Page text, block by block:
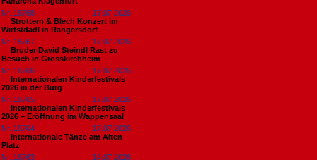
Nr. 18768
17.07.2026
Strottern & Blech Konzert im
Wirtstdadl in Rangersdorf
Nr. 18767
17.07.2026
Bruder David Steindl Rast zu
Besuch in Grosskirchheim
Nr. 18766
17.07.2026
Internationalen Kinderfestivals
2026 in der Burg
Nr. 18765
17.07.2026
Internationalen Kinderfestivals
2026 – Eröffnung im Wappensaal
Nr. 18764
17.07.2026
Internationale Tänze am Alten
Platz
Nr. 18763
14.07.2026